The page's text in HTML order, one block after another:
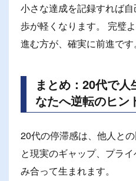
小さな達成を記録すれば
歩が軽くなります。 完璧
進む方が、確実に前進です。
まとめ：20代で
なたへ逆転のヒン
20代の停滞感は、他人と
と現実のギャップ、プラ
み合って生まれます。